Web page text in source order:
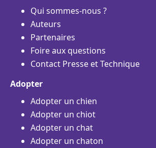
Qui sommes-nous ?
Auteurs
Partenaires
Foire aux questions
Contact Presse et Technique
Adopter
Adopter un chien
Adopter un chiot
Adopter un chat
Adopter un chaton